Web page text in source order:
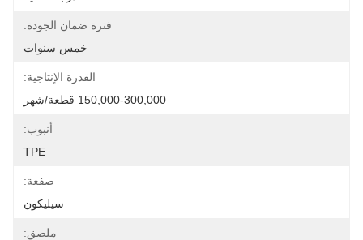
فترة ضمان الجودة:
خمس سنوات
القدرة الإنتاجية:
150,000-300,000 قطعة/شهر
أنبوب:
TPE
صفعة:
سيليكون
ملصق: